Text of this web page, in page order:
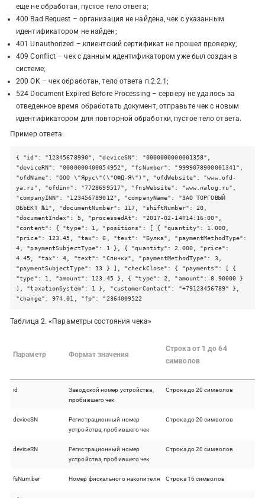
еще не обработан, пустое тело ответа;
400 Bad Request – организация не найдена, чек с указанным
идентификатором не найден;
401 Unauthorized – клиентский сертификат не прошел проверку;
409 Conflict – чек с данным идентификатором уже был создан в
системе;
200 OK – чек обработан, тело ответа п.2.2.1;
524 Document Expired Before Processing – серверу не удалось за
отведенное время обработать документ, отправьте чек с новым
идентификатором для повторной обработки, пустое тело ответа.
Пример ответа:
{ "id": "12345678990", "deviceSN": "0000000000001358",
"deviceRN": "0000000400054952", "fsNumber": "9999078900001341",
"ofdName": "ООО \"Ярус\"(\"ОФД-Я\")", "ofdWebsite": "www.ofd-
ya.ru", "ofdinn": "7728699517", "fnsWebsite": "www.nalog.ru",
"companyINN": "123456789012", "companyName": "ЗАО ТОРГОВЫЙ
ОБЪЕКТ №1", "documentNumber": 117, "shiftNumber": 20,
"documentIndex": 5, "processedAt": "2017-02-14T14:16:00",
"content": { "type": 1, "positions": [ { "quantity": 1.000,
"price": 123.45, "tax": 6, "text": "Булка", "paymentMethodType":
4, "paymentSubjectType": 1 }, { "quantity": 2.000, "price":
4.45, "tax": 4, "text": "Спички", "paymentMethodType": 3,
"paymentSubjectType": 13 } ], "checkClose": { "payments": [ {
"type": 1, "amount": 123.45 }, { "type": 2, "amount": 8.90000 }
], "taxationSystem": 1 }, "customerContact": "+79123456789" },
"change": 974.01, "fp": "2364009522
Таблица 2.«Параметры состояния чека»
Параметр Формат значения
Строка от 1 до 64
символов
id
Заводской номер устройства,
пробившего чек
Строка до 20 символов
deviceSN
Регистрационный номер
устройства, пробившего чек
Строка до 20 символов
deviceRN
Регистрационный номер
устройства, пробившего чек
Строка до 20 символов
fsNumber Номер фискального накопителя Строка 16 символов